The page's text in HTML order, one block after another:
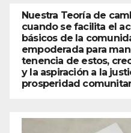
Nuestra Teoría de
cuando se facilita el
básicos de la
empoderada para
tenencia de estos,
y la aspiración a la
prosperidad